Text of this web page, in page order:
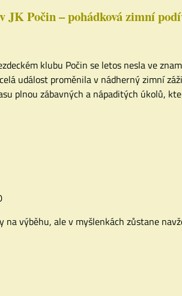
JK Počin – pohádková zimní
klubu Počin se letos nesla ve
událost proměnila v nádherný zimní
plnou zábavných a nápaditých úkolů,
na výběhu, ale v myšlenkách zůstane